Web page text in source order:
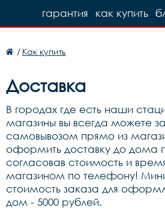
как купить
гарантия
/ Как купить
Доставка
В городах где есть наши
магазины вы всегда можете
самовывозом прямо из
оформить доставку до дома
согласовав стоимость и
магазином по телефону!
стоимость заказа для
дом - 5000 рублей.